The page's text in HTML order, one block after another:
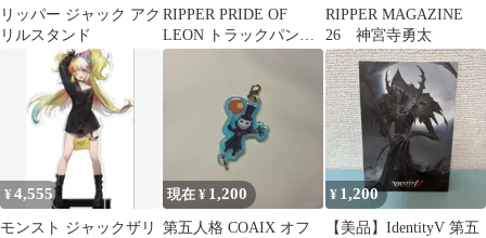
リッパー ジャック アク
リルスタンド
RIPPER PRIDE OF
LEON トラックパンツ
ブラック S
RIPPER MAGAZINE
26 神宮寺勇太
¥4,555
モンスト ジャックザリ
現在 ¥ 1,200
第五人格 COAIX オフ
¥ 1,200
【美品】IdentityV 第五